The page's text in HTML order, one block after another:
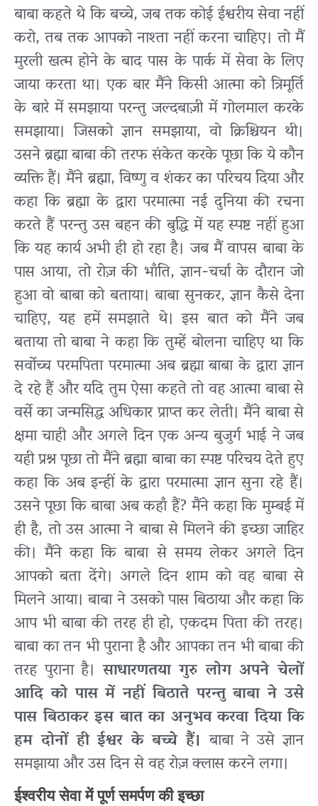
बाबा कहते थे कि बच्चे, जब तक कोई ईश्वरीय सेवा नहीं
करो, तब तक आपको नाश्ता नहीं करना चाहिए। तो मैं
मुरली खत्म होने के बाद पास के पार्क में सेवा के लिए
जाया करता था। एक बार मैंने किसी आत्मा को त्रिमूर्ति
के बारे में समझाया परन्तु जल्दबाज़ी में गोलमाल करके
समझाया। जिसको ज्ञान समझाया, वो क्रिश्चियन थी।
उसने ब्रह्मा बाबा की तरफ संकेत करके पूछा कि ये कौन
व्यक्ति हैं। मैंने ब्रह्मा, विष्णु व शंकर का परिचय दिया और
कहा कि ब्रह्मा के द्वारा परमात्मा नई दुनिया की रचना
करते हैं परन्तु उस बहन की बुद्धि में यह स्पष्ट नहीं हुआ
कि यह कार्य अभी ही हो रहा है। जब मैं वापस बाबा के
पास आया, तो रोज़ की भाँति, ज्ञान-चर्चा के दौरान जो
हुआ वो बाबा को बताया। बाबा सुनकर, ज्ञान कैसे देना
चाहिए, यह हमें समझाते थे। इस बात को मैंने जब
बताया तो बाबा ने कहा कि तुम्हें बोलना चाहिए था कि
सर्वोच्च परमपिता परमात्मा अब ब्रह्मा बाबा के द्वारा ज्ञान
दे रहे हैं और यदि तुम ऐसा कहते तो वह आत्मा बाबा से
वर्से का जन्मसिद्ध अधिकार प्राप्त कर लेती। मैंने बाबा से
क्षमा चाही और अगले दिन एक अन्य बुजुर्ग भाई ने जब
यही प्रश्न पूछा तो मैंने ब्रह्मा बाबा का स्पष्ट परिचय देते हुए
कहा कि अब इन्हीं के द्वारा परमात्मा ज्ञान सुना रहे हैं।
उसने पूछा कि बाबा अब कहाँ हैं? मैंने कहा कि मुम्बई में
ही है, तो उस आत्मा ने बाबा से मिलने की इच्छा जाहिर
की। मैंने कहा कि बाबा से समय लेकर अगले दिन
आपको बता देंगे। अगले दिन शाम को वह बाबा से
मिलने आया। बाबा ने उसको पास बिठाया और कहा कि
आप भी बाबा की तरह ही हो, एकदम पिता की तरह।
बाबा का तन भी पुराना है और आपका तन भी बाबा की
तरह पुराना है।साधारणतया गुरु लोग अपने चेलों
आदि को पास में नहीं बिठाते परन्तु बाबा ने उसे
पास बिठाकर इस बात का अनुभव करवा दिया कि
हम दोनों ही ईश्वर के बच्चे हैं। बाबा ने उसे ज्ञान
समझाया और उस दिन से वह रोज़ क्लास करने लगा।
ईश्वरीय सेवा में पूर्ण समर्पण की इच्छा